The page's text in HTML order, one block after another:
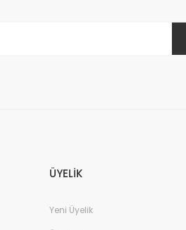
ÜYELİK
Yeni Üyelik